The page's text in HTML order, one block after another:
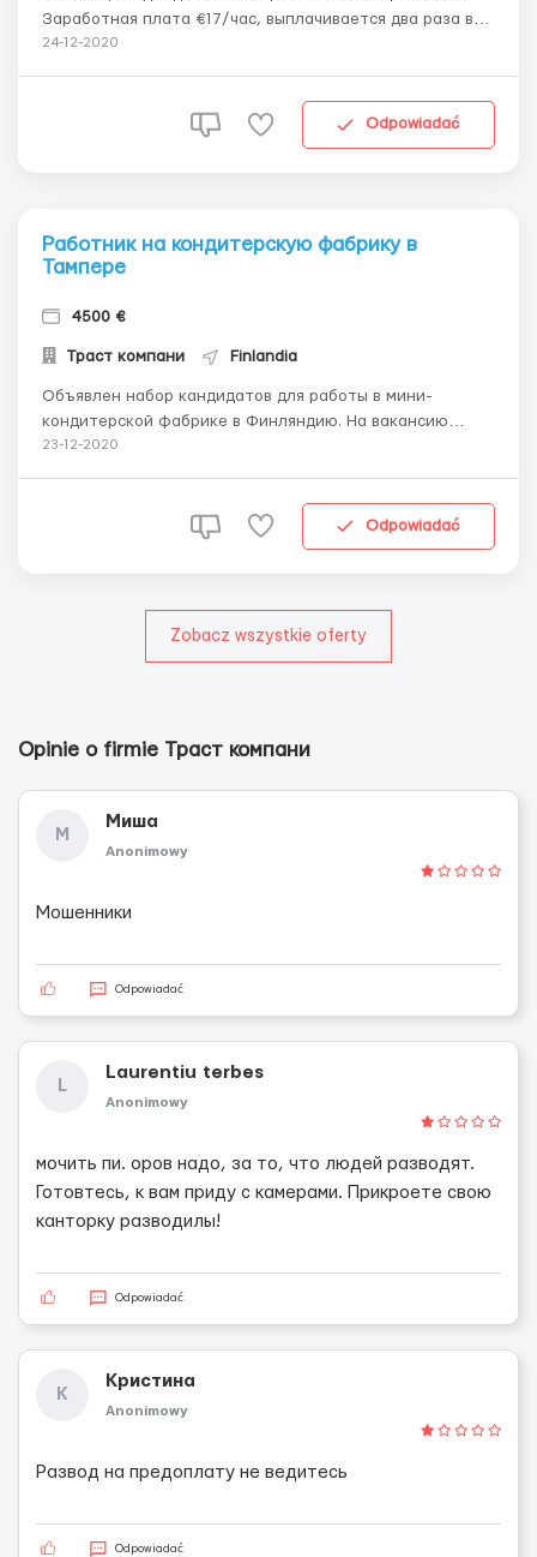
Заработная плата €17/час, выплачивается два раза в
месяц в равных долях; График работы: 8 часов с
переработки €1/час; Жилье предоста...
24-12-2020
Odpowiadać
Работник на кондитерскую фабрику в
Тампере
4500 €
Траст компани Finlandia
Объявлен набор кандидатов для работы в мини-
кондитерской фабрике в Финляндию. На вакансию
могут претендовать: мужчины, женщины, семейные
место работы: г. Тампере, Финляндия. Условия работы: •
23-12-2020
Odpowiadać
Zobacz wszystkie oferty
Opinie o firmie Траст компани
М
Миша
Anonimowy
Мошенники
Odpowiadać
L
Laurentiu terbes
Anonimowy
мочить пи. оров надо, за то, что людей разводят.
Готовтесь, к вам приду с камерами. Прикроете свою
канторку разводилы!
Odpowiadać
К
Кристина
Anonimowy
Развод на предоплату не ведитесь
Odpowiadać